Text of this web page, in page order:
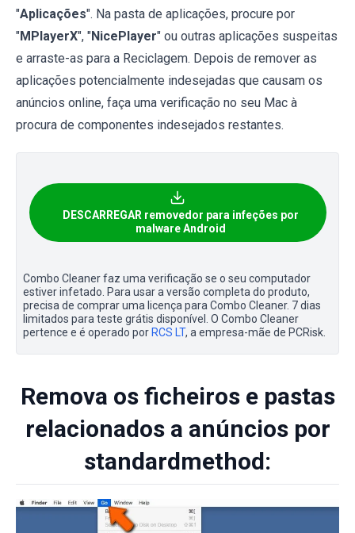
"Aplicações". Na pasta de aplicações, procure por
"MPlayerX", "NicePlayer" ou outras aplicações suspeitas
e arraste-as para a Reciclagem. Depois de remover as
aplicações potencialmente indesejadas que causam os
anúncios online, faça uma verificação no seu Mac à
procura de componentes indesejados restantes.
DESCARREGAR removedor para infeções por
malware Android
Combo Cleaner faz uma verificação se o seu computador
estiver infetado. Para usar a versão completa do produto,
precisa de comprar uma licença para Combo Cleaner. 7 dias
limitados para teste grátis disponível. O Combo Cleaner
pertence e é operado por RCS LT, a empresa-mãe de PCRisk.
Remova os ficheiros e pastas
relacionados a anúncios por
standardmethod: